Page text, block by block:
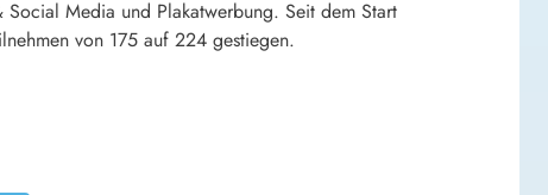
Media und Plakatwerbung. Seit dem Start
von 175 auf 224 gestiegen.